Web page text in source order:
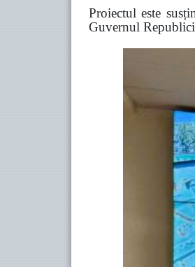
Proiectul este
Guvernul